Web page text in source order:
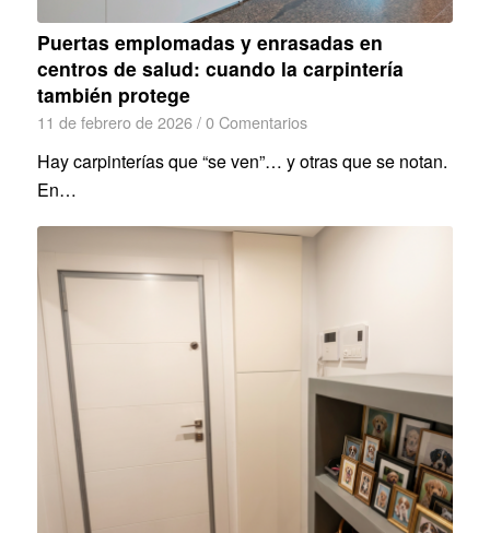
Puertas emplomadas y enrasadas en
centros de salud: cuando la carpintería
también protege
11 de febrero de 2026 / 0 Comentarios
Hay carpinterías que “se ven”… y otras que se notan.
En…